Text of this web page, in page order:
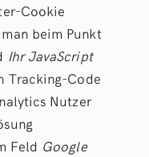
Cookie
beim Punkt
Ihr JavaScript
Tracking-Code
Nutzer
Feld Google